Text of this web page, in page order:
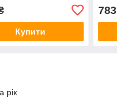
Купити
783
рік